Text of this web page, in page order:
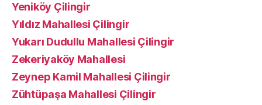
Yeniköy Çilingir
Yıldız Mahallesi Çilingir
Yukarı Dudullu Mahallesi Çilingir
Zekeriyaköy Mahallesi
Zeynep Kamil Mahallesi Çilingir
Zühtüpaşa Mahallesi Çilingir